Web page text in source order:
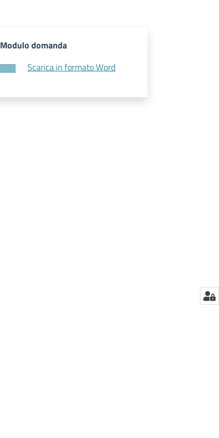
Modulo domanda
Scarica in formato Word